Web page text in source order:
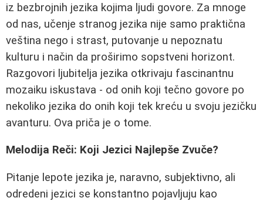
iz bezbrojnih jezika kojima ljudi govore. Za mnoge
od nas, učenje stranog jezika nije samo praktična
veština nego i strast, putovanje u nepoznatu
kulturu i način da proširimo sopstveni horizont.
Razgovori ljubitelja jezika otkrivaju fascinantnu
mozaiku iskustava - od onih koji tečno govore po
nekoliko jezika do onih koji tek kreću u svoju jezičku
avanturu. Ova priča je o tome.
Melodija Reči: Koji Jezici Najlepše Zvuče?
Pitanje lepote jezika je, naravno, subjektivno, ali
odredeni jezici se konstantno pojavljuju kao